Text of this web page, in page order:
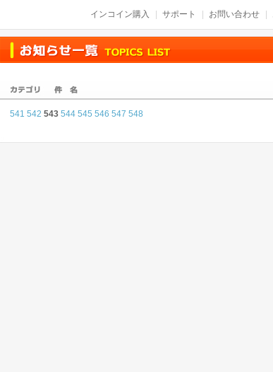
インコイン購入 サポート お問い合わせ
541 542 543 544 545 546 547 548